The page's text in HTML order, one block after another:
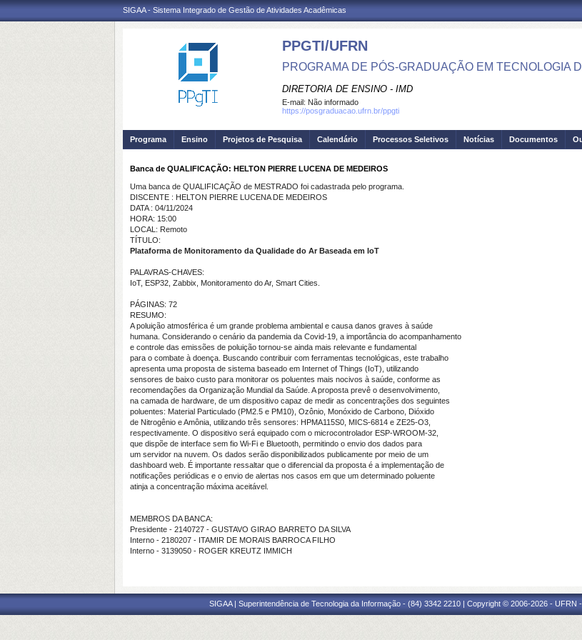
SIGAA - Sistema Integrado de Gestão de Atividades Acadêmicas
PPGTI/UFRN
PROGRAMA DE PÓS-GRADUAÇÃO EM TECNOLOGIA
DIRETORIA DE ENSINO - IMD
E-mail: Não informado
https://posgraduacao.ufrn.br/ppgti
Programa Ensino Projetos de Pesquisa Calendário Processos Seletivos Notícias Documentos
Banca de QUALIFICAÇÃO: HELTON PIERRE LUCENA DE MEDEIROS
Uma banca de QUALIFICAÇÃO de MESTRADO foi cadastrada pelo programa.
DISCENTE : HELTON PIERRE LUCENA DE MEDEIROS
DATA : 04/11/2024
HORA: 15:00
LOCAL: Remoto
TÍTULO:
Plataforma de Monitoramento da Qualidade do Ar Baseada em IoT
PALAVRAS-CHAVES:
IoT, ESP32, Zabbix, Monitoramento do Ar, Smart Cities.
PÁGINAS: 72
RESUMO:
A poluição atmosférica é um grande problema ambiental e causa danos graves à saúde
humana. Considerando o cenário da pandemia da Covid-19, a importância do acompanhamento
e controle das emissões de poluição tornou-se ainda mais relevante e fundamental
para o combate à doença. Buscando contribuir com ferramentas tecnológicas, este trabalho
apresenta uma proposta de sistema baseado em Internet of Things (IoT), utilizando
sensores de baixo custo para monitorar os poluentes mais nocivos à saúde, conforme as
recomendações da Organização Mundial da Saúde. A proposta prevê o desenvolvimento,
na camada de hardware, de um dispositivo capaz de medir as concentrações dos seguintes
poluentes: Material Particulado (PM2.5 e PM10), Ozônio, Monóxido de Carbono, Dióxido
de Nitrogênio e Amônia, utilizando três sensores: HPMA115S0, MICS-6814 e ZE25-O3,
respectivamente. O dispositivo será equipado com o microcontrolador ESP-WROOM-32,
que dispõe de interface sem fio Wi-Fi e Bluetooth, permitindo o envio dos dados para
um servidor na nuvem. Os dados serão disponibilizados publicamente por meio de um
dashboard web. É importante ressaltar que o diferencial da proposta é a implementação de
notificações periódicas e o envio de alertas nos casos em que um determinado poluente
atinja a concentração máxima aceitável.
MEMBROS DA BANCA:
Presidente - 2140727 - GUSTAVO GIRAO BARRETO DA SILVA
Interno - 2180207 - ITAMIR DE MORAIS BARROCA FILHO
Interno - 3139050 - ROGER KREUTZ IMMICH
SIGAA | Superintendência de Tecnologia da Informação - (84) 3342 2210 | Copyright © 2006-2026 -